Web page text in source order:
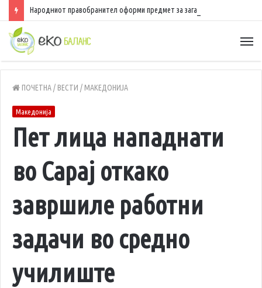
ПОЧЕТНА/ ВЕСТИ / МАКЕДОНИЈА
Македонија
Пет лица нападнати
во Сарај откако
завршиле работни
задачи во средно
училиште